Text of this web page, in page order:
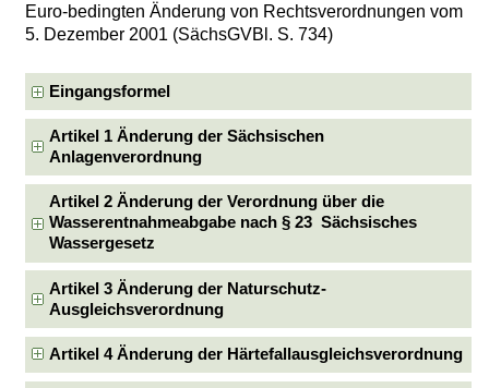
Euro-bedingten Änderung von Rechtsverordnungen vom
5. Dezember 2001 (SächsGVBl. S. 734)
Eingangsformel
Artikel 1 Änderung der Sächsischen
Anlagenverordnung
Artikel 2 Änderung der Verordnung über die
Wasserentnahmeabgabe nach § 23 Sächsisches
Wassergesetz
Artikel 3 Änderung der Naturschutz-
Ausgleichsverordnung
Artikel 4 Änderung der Härtefallausgleichsverordnung